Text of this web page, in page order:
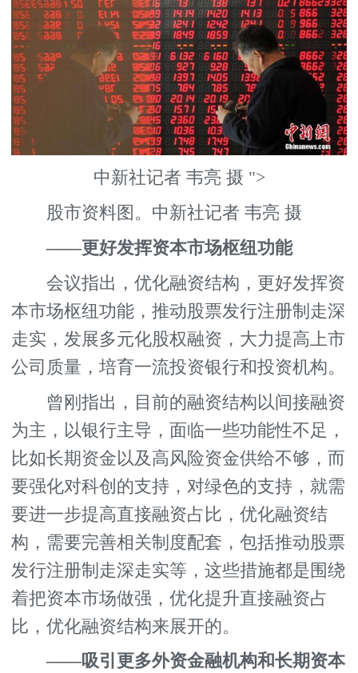
中新社记者 韦亮 摄 ">
股市资料图。中新社记者 韦亮 摄
——更好发挥资本市场枢纽功能
会议指出，优化融资结构，更好发挥资
本市场枢纽功能，推动股票发行注册制走深
走实，发展多元化股权融资，大力提高上市
公司质量，培育一流投资银行和投资机构。
曾刚指出，目前的融资结构以间接融资
为主，以银行主导，面临一些功能性不足，
比如长期资金以及高风险资金供给不够，而
要强化对科创的支持，对绿色的支持，就需
要进一步提高直接融资占比，优化融资结
构，需要完善相关制度配套，包括推动股票
发行注册制走深走实等，这些措施都是围绕
着把资本市场做强，优化提升直接融资占
比，优化融资结构来展开的。
——吸引更多外资金融机构和长期资本